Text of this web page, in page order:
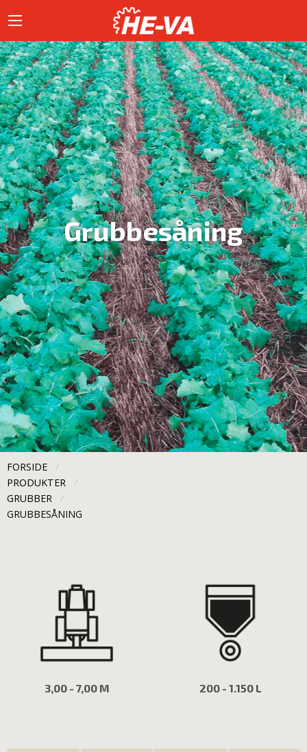
Grubbesåning
FORSIDE
PRODUKTER
GRUBBER
CURRENT:
GRUBBESÅNING
3,00 - 7,00 M 200 - 1.150 L